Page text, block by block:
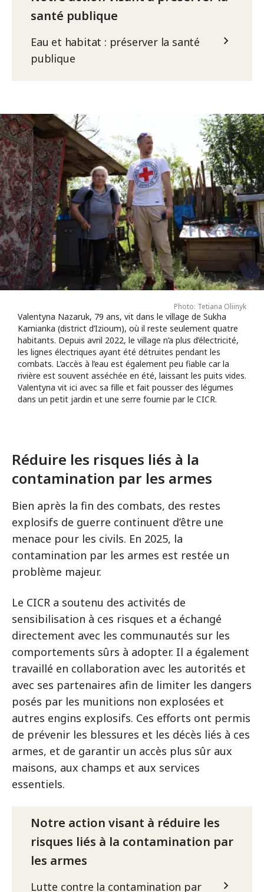
santé publique
Eau et habitat : préserver la santé
publique
Photo: Tetiana Oliinyk
Valentyna Nazaruk, 79 ans, vit dans le village de Sukha
Kamianka (district d’Izioum), où il reste seulement quatre
habitants. Depuis avril 2022, le village n’a plus d’électricité,
les lignes électriques ayant été détruites pendant les
combats. L’accès à l’eau est également peu fiable car la
rivière est souvent asséchée en été, laissant les puits vides.
Valentyna vit ici avec sa fille et fait pousser des légumes
dans un petit jardin et une serre fournie par le CICR.
Réduire les risques liés à la
contamination par les armes
Bien après la fin des combats, des restes
explosifs de guerre continuent d’être une
menace pour les civils. En 2025, la
contamination par les armes est restée un
problème majeur.
Le CICR a soutenu des activités de
sensibilisation à ces risques et a échangé
directement avec les communautés sur les
comportements sûrs à adopter. Il a également
travaillé en collaboration avec les autorités et
avec ses partenaires afin de limiter les dangers
posés par les munitions non explosées et
autres engins explosifs. Ces efforts ont permis
de prévenir les blessures et les décès liés à ces
armes, et de garantir un accès plus sûr aux
maisons, aux champs et aux services
essentiels.
Notre action visant à réduire les
risques liés à la contamination par
les armes
Lutte contre la contamination par